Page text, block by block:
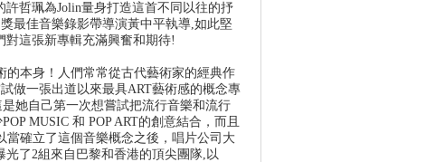
哲珮為Jolin量身打造這首不同以往的抒
最佳音樂錄影帶導演黃中平執導,如此堅
這張新專輯充滿興奮和期待!
的本身！人們常常從古代藝術家的經典作
做一張出道以來最具ART藝術感的概念專
她自己第一次想嘗試把流行音樂和流行
MUSIC 和 POP ART的創意結合，而且
確立了這個音樂概念之後，唱片公司大
了2組來自巴黎和香港的頂尖團隊,以